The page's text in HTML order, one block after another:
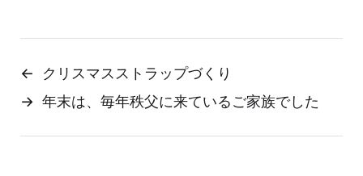
← クリスマスストラップづくり
→ 年末は、毎年秩父に来ているご家族でした